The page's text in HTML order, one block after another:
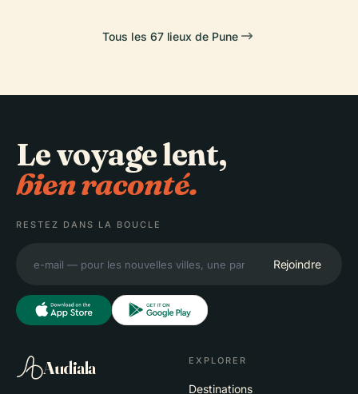
Tous les 67 lieux de Pune
Le voyage lent,
bien raconté.
RESTEZ DANS LA BOUCLE
Rejoindre
Audiala EXPLORER
Destinations